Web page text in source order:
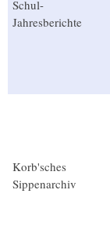
Schul-
Jahresberichte
Korb'sches
Sippenarchiv